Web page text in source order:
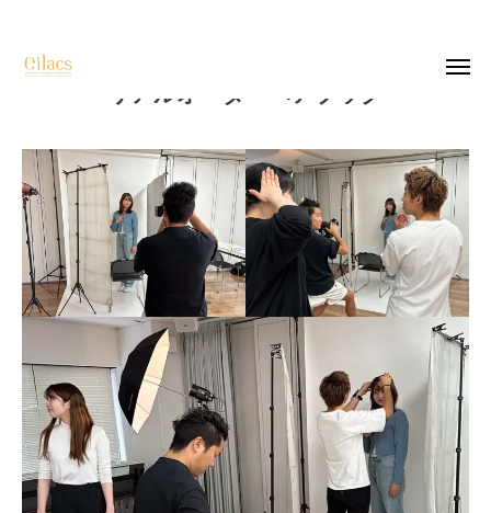
リアルオーダーヘアブック
top
salon list
recruit
company
photo
contact
instagram